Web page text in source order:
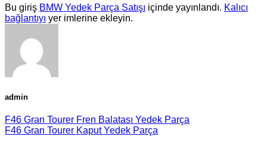
Bu giriş BMW Yedek Parça Satışı içinde yayınlandı. Kalıcı
bağlantıyı yer imlerine ekleyin.
admin
F46 Gran Tourer Fren Balatası Yedek Parça
F46 Gran Tourer Kaput Yedek Parça